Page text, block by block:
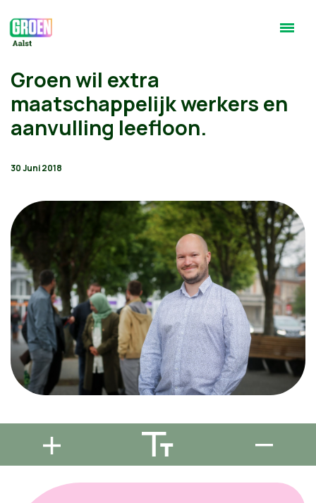
Groen wil extra
maatschappelijk werkers en
aanvulling leefloon.
30 Juni 2018